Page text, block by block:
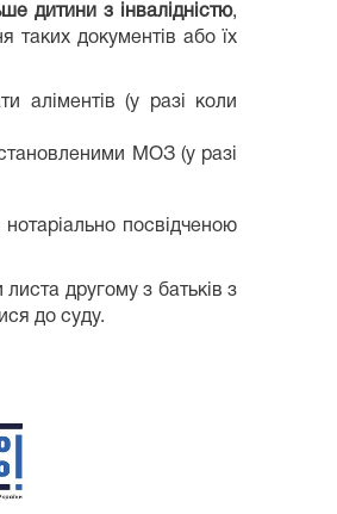
дитини з інвалідністю,
таких документів або їх
аліментів (у разі коли
МОЗ (у разі
посвідченою
другому з батьків з
до суду.